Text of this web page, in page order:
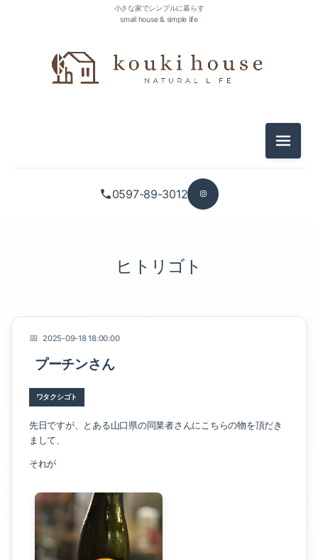
0597-89-3012
小さな家でシンプルに暮らす
small house & simple life
暮らしのこと
ワタクシゴト
メニュ
ヒトリゴト
2025-09-18 18:00:00
プーチンさん
ワタクシゴト
先日ですが、とある山口県の同業者さんにこちらの物を頂だき
まして、
それが